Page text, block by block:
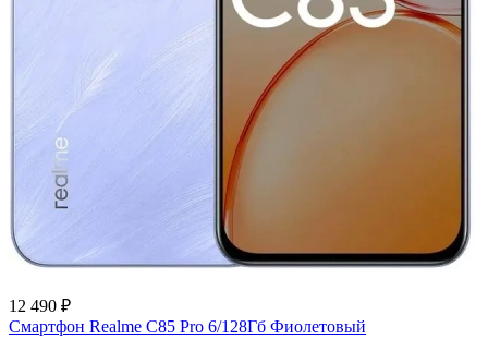
12 490 ₽
Смартфон Realme C85 Pro 6/128Гб Фиолетовый